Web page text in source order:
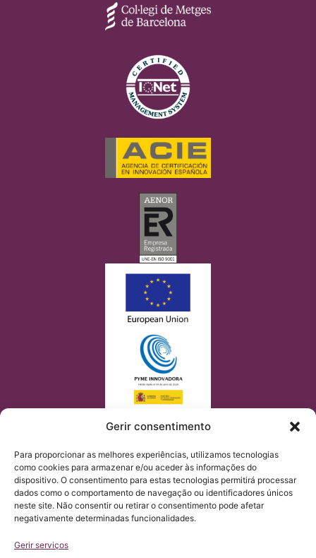
Gerir consentimento
Para proporcionar as melhores experiências, utilizamos tecnologias
como cookies para armazenar e/ou aceder às informações do
dispositivo. O consentimento para estas tecnologias permitirá processar
dados como o comportamento de navegação ou identificadores únicos
neste site. Não consentir ou retirar o consentimento pode afetar
negativamente determinadas funcionalidades.
Gerir serviços